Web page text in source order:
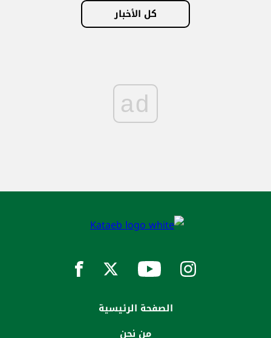
كل الأخبار
ad
الصفحة الرئيسية
من نحن